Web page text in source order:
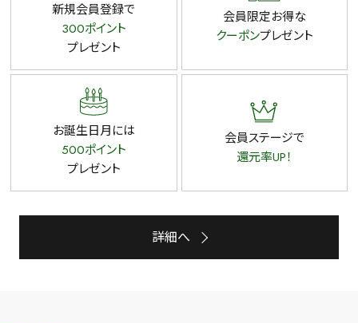
新規会員登録で
300ポイント
プレゼント
会員限定お得な
クーポンプレゼント
お誕生日月には
500ポイント
プレゼント
会員ステージで
還元率UP！
詳細へ